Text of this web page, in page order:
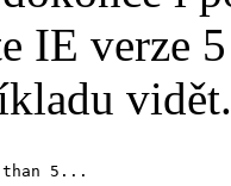
IE verze
vidět.
5...